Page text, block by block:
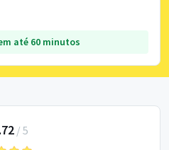
até 60 minutos
/ 5